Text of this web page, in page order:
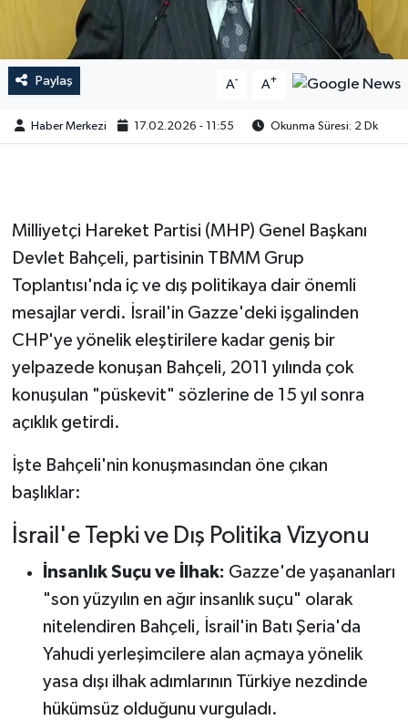
Paylaş A- A+
Haber Merkezi 17.02.2026 - 11:55 Okunma Süresi: 2 Dk
Milliyetçi Hareket Partisi (MHP) Genel Başkanı
Devlet Bahçeli, partisinin TBMM Grup
Toplantısı'nda iç ve dış politikaya dair önemli
mesajlar verdi. İsrail'in Gazze'deki işgalinden
CHP'ye yönelik eleştirilere kadar geniş bir
yelpazede konuşan Bahçeli, 2011 yılında çok
konuşulan "püskevit" sözlerine de 15 yıl sonra
açıklık getirdi.
İşte Bahçeli'nin konuşmasından öne çıkan
başlıklar:
İsrail'e Tepki ve Dış Politika Vizyonu
İnsanlık Suçu ve İlhak: Gazze'de yaşananları
"son yüzyılın en ağır insanlık suçu" olarak
nitelendiren Bahçeli, İsrail'in Batı Şeria'da
Yahudi yerleşimcilere alan açmaya yönelik
yasa dışı ilhak adımlarının Türkiye nezdinde
hükümsüz olduğunu vurguladı.